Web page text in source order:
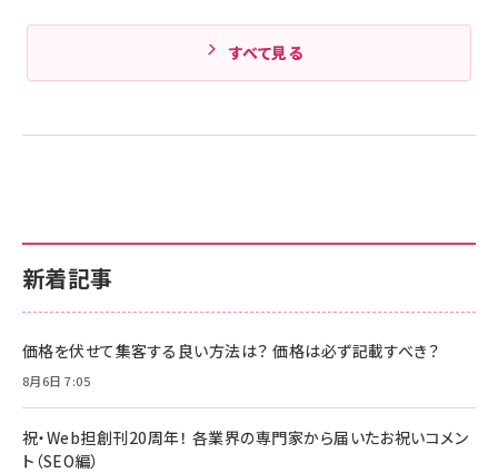
新着記事
価格を伏せて集客する良い方法は？ 価格は必ず記載すべき？
8月6日 7:05
祝・Web担創刊20周年！ 各業界の専門家から届いたお祝いコメン
ト（SEO編）
すべて見る